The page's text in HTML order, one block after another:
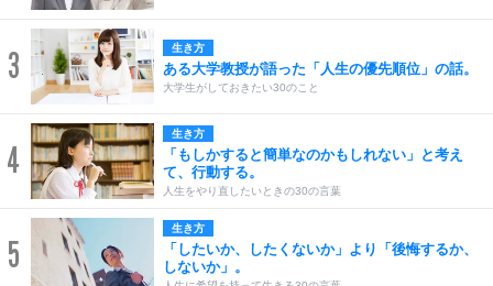
3 生き方
ある大学教授が語った「人生の優先順位」の話。
大学生がしておきたい30のこと
4
生き方
「もしかすると簡単なのかもしれない」と考え
て、行動する。
人生をやり直したいときの30の言葉
5
生き方
「したいか、したくないか」より「後悔するか、
しないか」。